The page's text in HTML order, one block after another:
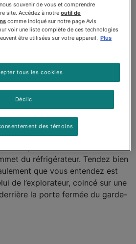
chat n’est allé auparavant,
du réfrigérateur. Tendez bien
que vous entendez est
de l’explorateur, coincé sur une
la porte fermée du garde-
souvenir de vous et comprendre
site. Accédez à notreoutil de
comme indiqué sur notre page Avis
voir une liste complète de ces technologies
être utilisées sur votre appareil. Plus
Déclic
tous les cookies
des témoins